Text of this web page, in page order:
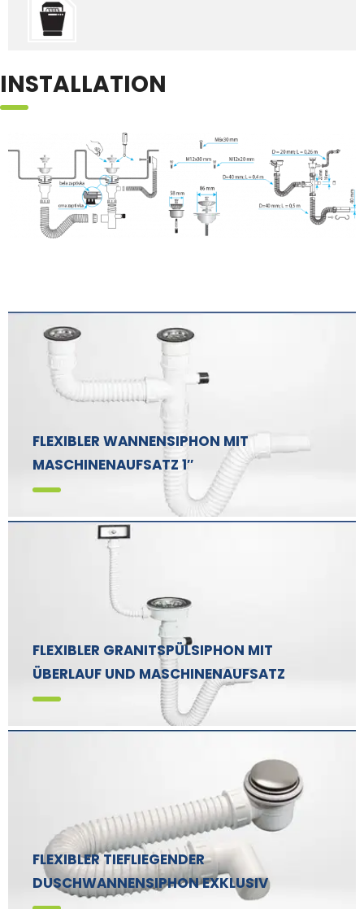
INSTALLATION
FLEXIBLER WANNENSIPHON MIT
MASCHINENAUFSATZ 1″
FLEXIBLER GRANITSPÜLSIPHON MIT
ÜBERLAUF UND MASCHINENAUFSATZ
FLEXIBLER TIEFLIEGENDER
DUSCHWANNENSIPHON EXKLUSIV